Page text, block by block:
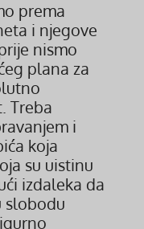
prema
i njegove
nismo
plana za
Treba
i
koja
su uistinu
izdaleka da
slobodu